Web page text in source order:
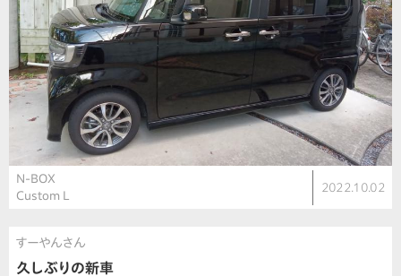
N-BOX
Custom L
2022.10.02
すーやんさん
久しぶりの新車